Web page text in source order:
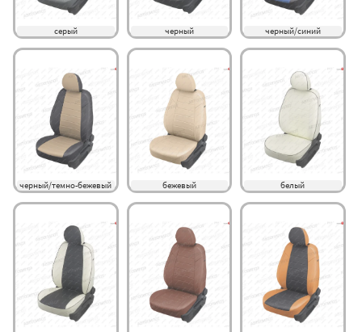
серый черный черный/синий
черный/темно-бежевый бежевый белый